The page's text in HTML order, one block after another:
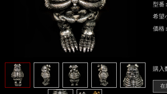
型番:
希望
価格:
購入
在